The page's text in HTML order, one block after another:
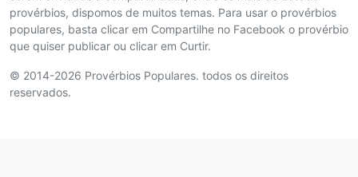
provérbios, dispomos de muitos temas. Para usar o provérbios
populares, basta clicar em Compartilhe no Facebook o provérbio
que quiser publicar ou clicar em Curtir.
© 2014-2026 Provérbios Populares. todos os direitos
reservados.